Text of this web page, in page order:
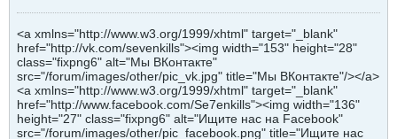
<a xmlns="http://www.w3.org/1999/xhtml" target="_blank"
href="http://vk.com/sevenkills"><img width="153" height="28"
class="fixpng6" alt="Мы ВКонтакте"
src="/forum/images/other/pic_vk.jpg" title="Мы ВКонтакте"/></a>
<a xmlns="http://www.w3.org/1999/xhtml" target="_blank"
href="http://www.facebook.com/Se7enkills"><img width="136"
height="27" class="fixpng6" alt="Ищите нас на Facebook"
src="/forum/images/other/pic_facebook.png" title="Ищите нас